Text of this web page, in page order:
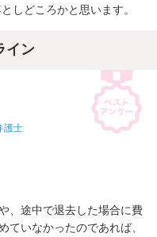
しどころかと思います。
イン
護士
、途中で退去した場合に費
ていなかったのであれば、